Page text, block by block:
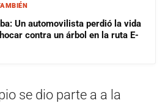
Un automovilista perdió la vida
contra un árbol en la ruta E-
se dio parte a a la